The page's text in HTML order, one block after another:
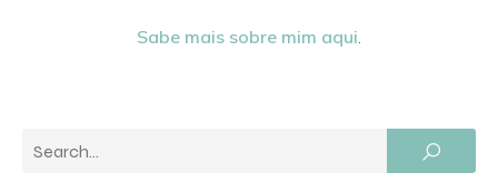
Sabe mais sobre mim aqui.